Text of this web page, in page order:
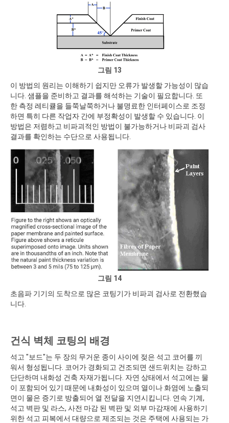
그림 13
이 방법의 원리는 이해하기 쉽지만 오류가 발생할 가능성이 많습
니다. 샘플을 준비하고 결과를 해석하는 기술이 필요합니다. 또
한 측정 레티큘을 들쭉날쭉하거나 불명료한 인터페이스로 조정
하면 특히 다른 작업자 간에 부정확성이 발생할 수 있습니다. 이
방법은 저렴하고 비파괴적인 방법이 불가능하거나 비파괴 검사
결과를 확인하는 수단으로 사용됩니다.
그림 14
초음파 기기의 도착으로 많은 코팅기가 비파괴 검사로 전환했습
니다.
건식 벽체 코팅의 배경
석고 "보드"는 두 장의 무거운 종이 사이에 젖은 석고 코어를 끼
워서 형성됩니다. 코어가 경화되고 건조되면 샌드위치는 강하고
단단하며 내화성 건축 자재가됩니다. 자연 상태에서 석고에는 물
이 포함되어 있기 때문에 내화성이 있으며 열이나 화염에 노출되
면이 물은 증기로 방출되어 열 전달을 지연시킵니다. 연속 기계,
석고 벽판 및 라스, 사전 마감 된 벽판 및 외부 마감재에 사용하기
위한 석고 피복에서 대량으로 제조되는 것은 주택에 사용되는 가